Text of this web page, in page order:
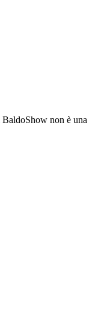
BaldoShow non è una